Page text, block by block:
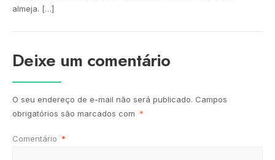
almeja. […]
Deixe um comentário
O seu endereço de e-mail não será publicado. Campos
obrigatórios são marcados com *
Comentário *